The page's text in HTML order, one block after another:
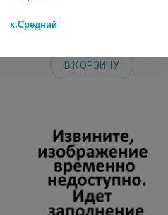
378 руб.
В КОРЗИНУ
х.Средний